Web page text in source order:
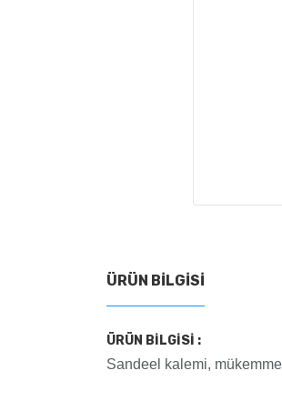
ÜRÜN BILGISI
ÜRÜN BİLGİSİ :
Sandeel kalemi,